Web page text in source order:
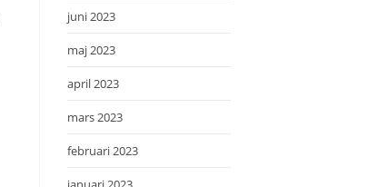
juni 2023
maj 2023
april 2023
mars 2023
februari 2023